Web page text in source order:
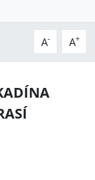
A- A+